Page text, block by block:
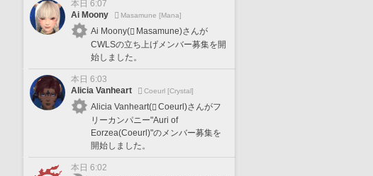
本日 6:07
Ai Moony
Masamune [Mana]
Ai Moony(
Masamune)さんが
CWLSの立ち上げメンバー募集を開
始しました。
本日 6:03
Alicia Vanheart
Coeurl [Crystal]
Alicia Vanheart(
Coeurl)さんがフ
リーカンパニー"Auri of
Eorzea(Coeurl)"のメンバー募集を
開始しました。
本日 6:02